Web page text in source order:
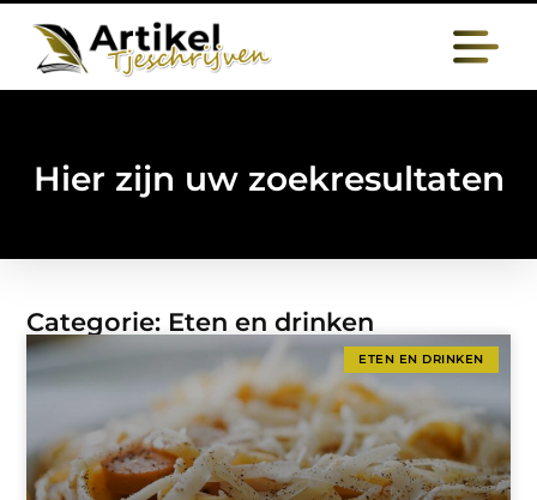
Hier zijn uw zoekresultaten
Categorie: Eten en drinken
ETEN EN DRINKEN